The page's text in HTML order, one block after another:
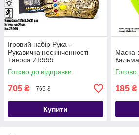
Ігровий набір Рука -
Рукавичка нескінченності
Таноса ZR999
Готово до відправки
705 ₴ 765 ₴
Купити
Маска
Готово
185 ₴